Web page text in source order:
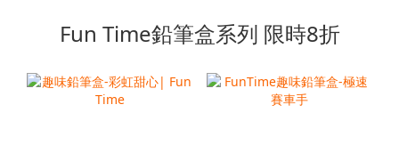
Fun Time鉛筆盒系列 限時8折